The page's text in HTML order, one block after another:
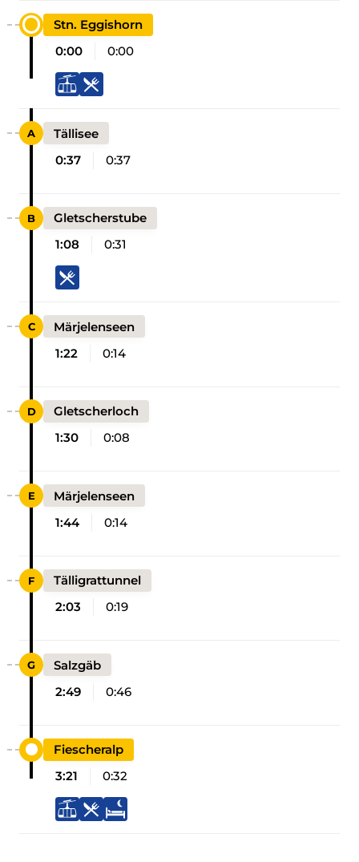
Stn. Eggishorn
0:00
0:00
Tällisee
0:37
0:37
Gletscherstube
1:08
0:31
Märjelenseen
1:22
0:14
Gletscherloch
1:30
0:08
Märjelenseen
1:44
0:14
Tälligrattunnel
2:03
0:19
Salzgäb
2:49
0:46
Fiescheralp
3:21
0:32